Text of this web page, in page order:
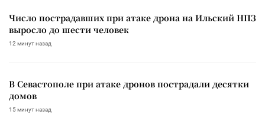
Число пострадавших при атаке дрона на Ильский НПЗ
выросло до шести человек
12 минут назад
В Севастополе при атаке дронов пострадали десятки
домов
15 минут назад